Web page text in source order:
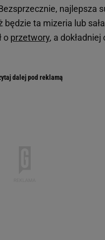
najlepsza
ta mizeria lub
o przetwory, a